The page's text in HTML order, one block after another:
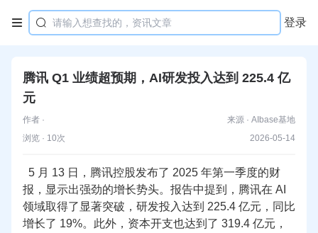
 登录
腾讯 Q1 业绩超预期，AI研发投入达到 225.4 亿
元
作者 ·
来源 · AIbase基地
浏览 · 10次
2026-05-14
5 月 13 日，腾讯控股发布了 2025 年第一季度的财
报，显示出强劲的增长势头。报告中提到，腾讯在 AI
领域取得了显著突破，研发投入达到 225.4 亿元，同比
增长了 19%。此外，资本开支也达到了 319.4 亿元，